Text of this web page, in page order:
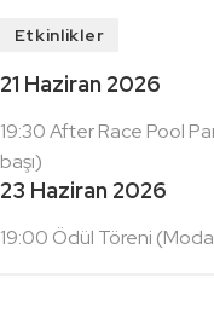
Etkinlikler
21 Haziran 2026
19:30 After Race Pool
başı)
23 Haziran 2026
19:00 Ödül Töreni